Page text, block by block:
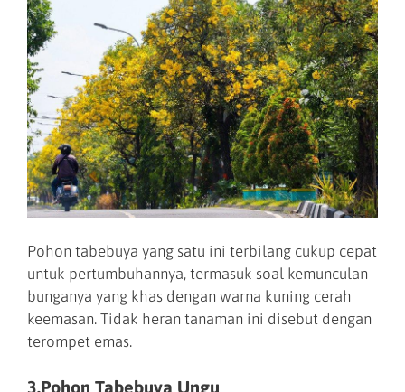
Pohon tabebuya yang satu ini terbilang cukup cepat
untuk pertumbuhannya, termasuk soal kemunculan
bunganya yang khas dengan warna kuning cerah
keemasan. Tidak heran tanaman ini disebut dengan
terompet emas.
3.Pohon Tabebuya Ungu